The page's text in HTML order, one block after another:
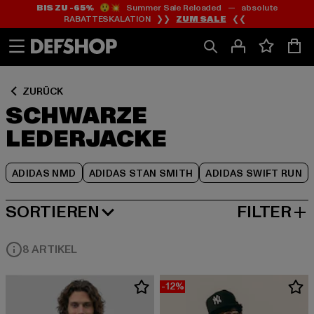
Zum
Inhalt
springen
Zum
Fußzeile
springen
BIS ZU -65%😲💥 Summer Sale Reloaded — absolute
RABATTESKALATION ❯❯ ZUM SALE ❮❮
ZURÜCK
SCHWARZE
LEDERJACKE
ADIDAS NMD ADIDAS STAN SMITH ADIDAS SWIFT RUN
Zum
Produktraster
springen
SORTIEREN
NEUESTE FILTER
8 ARTIKEL
-12%